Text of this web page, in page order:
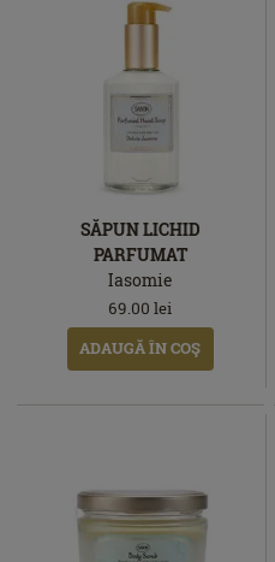
SĂPUN LICHID
PARFUMAT
Iasomie
69.00 lei
ADAUGĂ ÎN COŞ